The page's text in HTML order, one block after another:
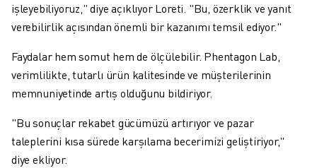
işleyebiliyoruz," diye açıklıyor Loreti. "Bu, özerklik ve yanıt
verebilirlik açısından önemli bir kazanımı temsil ediyor."
Faydalar hem somut hem de ölçülebilir. Phentagon Lab,
verimlilikte, tutarlı ürün kalitesinde ve müşterilerinin
memnuniyetinde artış olduğunu bildiriyor.
"Bu sonuçlar rekabet gücümüzü artırıyor ve pazar
taleplerini kısa sürede karşılama becerimizi geliştiriyor,"
diye ekliyor.